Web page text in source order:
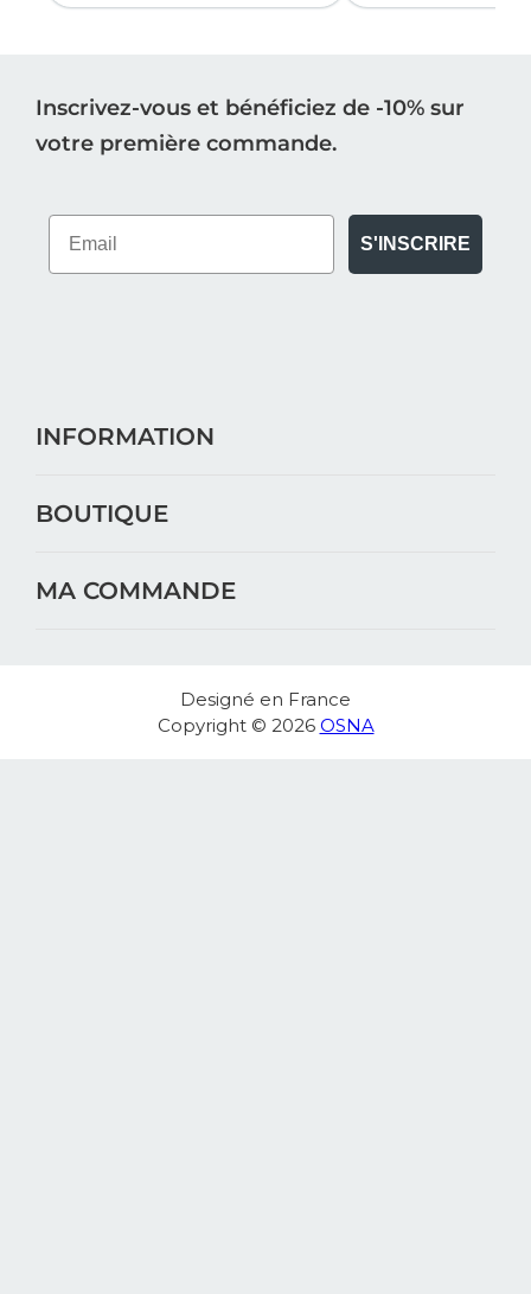
Inscrivez-vous et bénéficiez de -10% sur
votre première commande.
S'INSCRIRE
INFORMATION
BOUTIQUE
MA COMMANDE
Designé en France
Copyright © 2026 OSNA